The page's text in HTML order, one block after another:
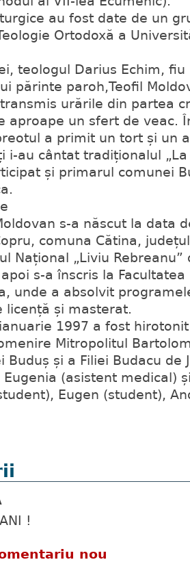
au fost date de un
Ortodoxă a
teologul Darius Echim,
părinte paroh,Teofil
urările din partea
aproape un sfert de veac.
a primit un tort și un
i-au cântat tradiționalul
și primarul comunei
s-a născut la data
comuna Cătina,
Național „Liviu
s-a înscris la Facultatea
unde a absolvit
licență și masterat.
1997 a fost
Mitropolitul
Buduș și a Filiei Budacu de
Eugenia (asistent medical)
Eugen (student),
!
nou